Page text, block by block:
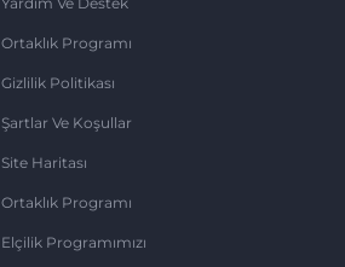
Ortaklık Programı
Gizlilik Politikası
Şartlar Ve Koşullar
Site Haritası
Ortaklık Programı
Elçilik Programımızı